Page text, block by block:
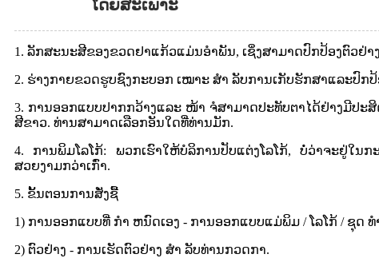
ໂດຍສະເພາະ
1. ລັກສະນະສີຂອງຂວດຢາແກ້ວແມ່ນອໍາພັນ, ເຊິ່ງສາມາດປົກປ້ອງຕົວຢ່
2. ຮ່າງກາຍຂວດຮູບຊົງກະບອກ ເໝາະ ສຳ ລັບການເກັບຮັກສາແລະປົ
3. ການອອກແບບປາກກວ້າງແລະ ໜ້າ ຈໍສາມາດປະທັບຕາໄດ້ຢ່າງມີປ
ສີຂາວ. ທ່ານສາມາດເລືອກອັນໃດທີ່ທ່ານມັກ.
4. ການພິມໂລໂກ້: ພວກເຮົາໃຫ້ບໍລິການປັບແຕ່ງໂລໂກ້, ບໍ່ວ່າຈະຢູ່ໃນ
ສວຍງາມກວ່າເກົ່າ.
5. ຂັ້ນຕອນການສັ່ງຊື້
1) ການອອກແບບທີ່ ກຳ ຫນົດເອງ - ການອອກແບບແມ່ພິມ / ໂລໂກ້ / ຊຸດ ທ
2) ຕົວຢ່າງ - ການເຮັດຕົວຢ່າງ ສຳ ລັບທ່ານກວດກາ.